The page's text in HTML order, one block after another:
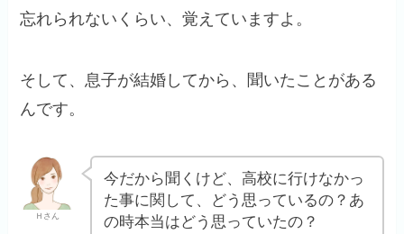
忘れられないくらい、覚えていますよ。
そして、息子が結婚してから、聞いたことがある
んです。
Ｈさん
今だから聞くけど、高校に行けなかっ
た事に関して、どう思っているの？あ
の時本当はどう思っていたの？